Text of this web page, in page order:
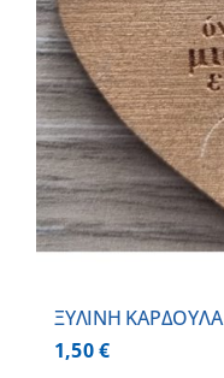
ΞΥΛΙΝΗ ΚΑΡΔΟΥΛΑ
1,50€